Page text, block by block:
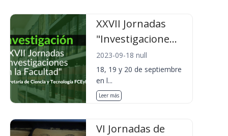
XXVII Jornadas
"Investigacione...
2023-09-18 null
18, 19 y 20 de septiembre
en l...
Leer más
VI Jornadas de